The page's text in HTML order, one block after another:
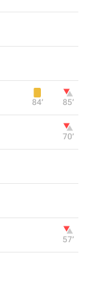
84‎’‎ 85‎’‎
70‎’‎
57‎’‎